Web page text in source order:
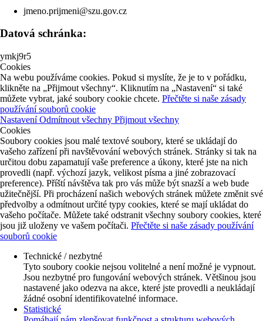
jmeno.prijmeni@szu.gov.cz
Datová schránka:
ymkj9r5
Cookies
Na webu používáme cookies. Pokud si myslíte, že je to v pořádku,
klikněte na „Přijmout všechny“. Kliknutím na „Nastavení“ si také
můžete vybrat, jaké soubory cookie chcete. Přečtěte si naše zásady
používání souborů cookie
NastaveníOdmítnout všechny Přijmout všechny
Cookies
Soubory cookies jsou malé textové soubory, které se ukládají do
vašeho zařízení při navštěvování webových stránek. Stránky si tak na
určitou dobu zapamatují vaše preference a úkony, které jste na nich
provedli (např. výchozí jazyk, velikost písma a jiné zobrazovací
preference). Příští návštěva tak pro vás může být snazší a web bude
užitečnější. Při procházení našich webových stránek můžete změnit své
předvolby a odmítnout určité typy cookies, které se mají ukládat do
vašeho počítače. Můžete také odstranit všechny soubory cookies, které
jsou již uloženy ve vašem počítači. Přečtěte si naše zásady používání
souborů cookie
Technické / nezbytné
Tyto soubory cookie nejsou volitelné a není možné je vypnout.
Jsou nezbytné pro fungování webových stránek. Většinou jsou
nastavené jako odezva na akce, které jste provedli a neukládají
žádné osobní identifikovatelné informace.
Statistické